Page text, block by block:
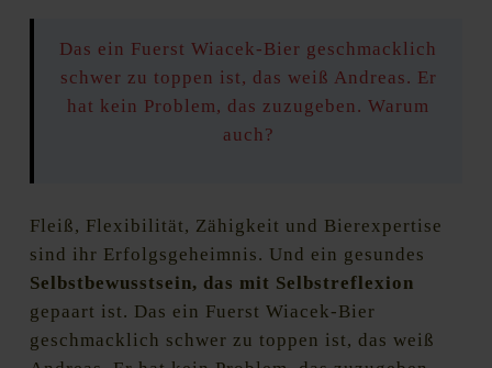
Das ein Fuerst Wiacek-Bier geschmacklich
schwer zu toppen ist, das weiß Andreas. Er
hat kein Problem, das zuzugeben. Warum
auch?
Fleiß, Flexibilität, Zähigkeit und Bierexpertise
sind ihr Erfolgsgeheimnis. Und ein gesundes
Selbstbewusstsein, das mit Selbstreflexion
gepaart ist. Das ein Fuerst Wiacek-Bier
geschmacklich schwer zu toppen ist, das weiß